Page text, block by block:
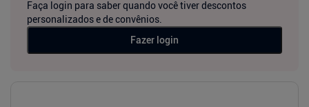
Faça login para saber quando você tiver descontos
personalizados e de convênios.
Fazer login